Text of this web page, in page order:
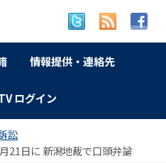
情報提供・連絡先
ログイン
訟
21日に 新潟地裁で口頭弁論